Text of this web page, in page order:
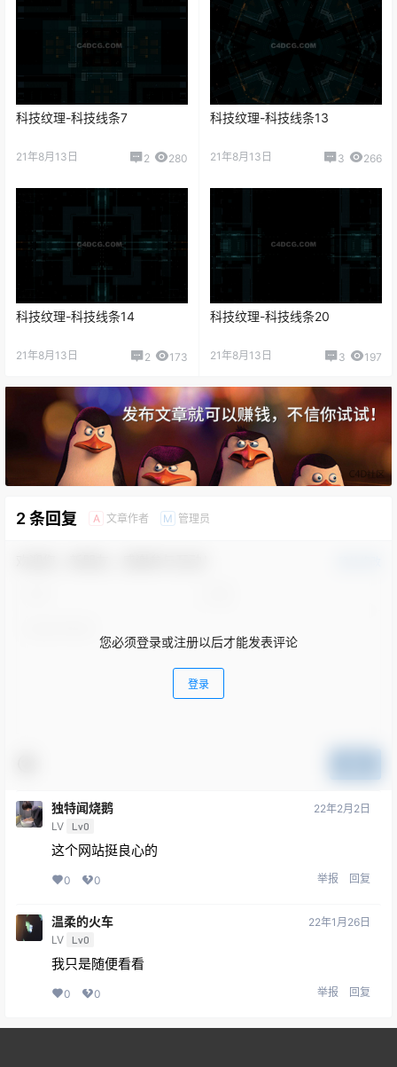
科技纹理-科技线条7
21年8月13日 2 280
科技纹理-科技线条13
21年8月13日 3 266
科技纹理-科技线条14
21年8月13日 2 173
科技纹理-科技线条20
21年8月13日 3 197
2 条回复 A 文章作者 M 管理员
您必须登录或注册以后才能发表评论
登录
独特闻烧鹅
LV Lv0
22年2月2日
这个网站挺良心的
0 0 举报 回复
温柔的火车
LV Lv0
22年1月26日
我只是随便看看
0 0 举报 回复